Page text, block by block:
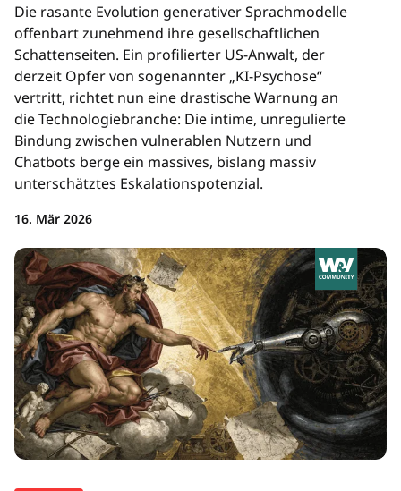
Die rasante Evolution generativer Sprachmodelle
offenbart zunehmend ihre gesellschaftlichen
Schattenseiten. Ein profilierter US-Anwalt, der
derzeit Opfer von sogenannter „KI-Psychose“
vertritt, richtet nun eine drastische Warnung an
die Technologiebranche: Die intime, unregulierte
Bindung zwischen vulnerablen Nutzern und
Chatbots berge ein massives, bislang massiv
unterschätztes Eskalationspotenzial.
16. Mär 2026